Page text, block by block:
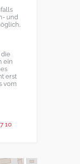
und
die
ein
erst
vom
10